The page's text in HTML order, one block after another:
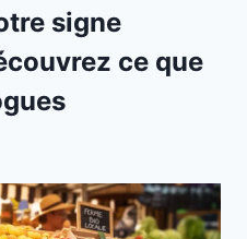
signe
ce que